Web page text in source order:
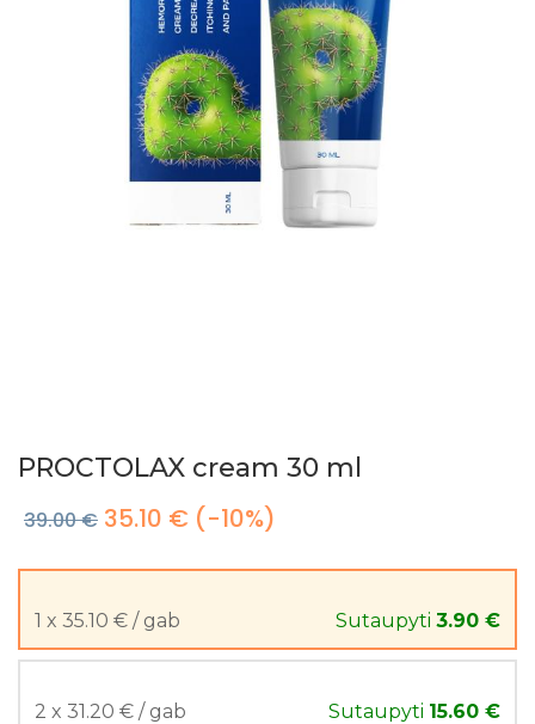
PROCTOLAX cream 30 ml
39.00 € 35.10 € (-10%)
1 x 35.10 € / gab Sutaupyti 3.90 €
2 x 31.20 € / gab Sutaupyti 15.60 €